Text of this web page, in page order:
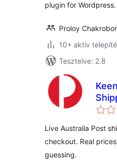
plugin for Wordpress.
Proloy
10+ aktív
Tesztelve: 2.8
Live Australia Post
checkout. Real
guessing.